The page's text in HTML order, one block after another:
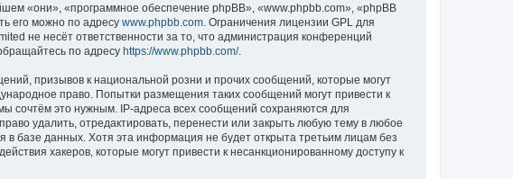
«они», «программное обеспечение phpBB», «www.phpbb.com», «phpBB
его можно по адресу www.phpbb.com . Ограничения лицензии GPL для
не несёт ответственности за то, что администрация конференций
по адресу https://www.phpbb.com/.
призывов к национальной розни и прочих сообщений, которые могут
право. Попытки размещения таких сообщений могут привести к
сочтём это нужным. IP-адреса всех сообщений сохраняются для
удалить, отредактировать, перенести или закрыть любую тему в любое
в базе данных. Хотя эта информация не будет открыта третьим лицам без
хакеров, которые могут привести к несанкционированному доступу к